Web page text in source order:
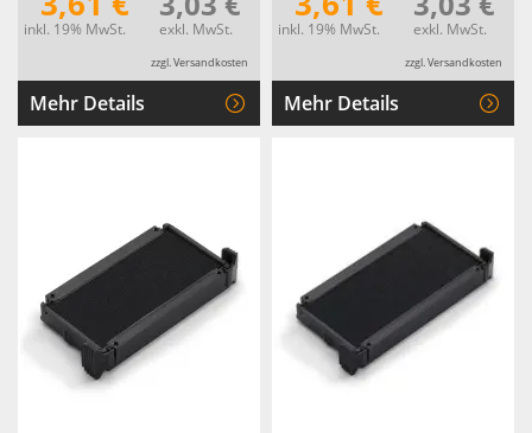
inkl. 19% MwSt. exkl. MwSt.
zzgl. Versandkosten
Mehr Details
inkl. 19% MwSt. exkl. MwSt.
zzgl. Versandkosten
Mehr Details